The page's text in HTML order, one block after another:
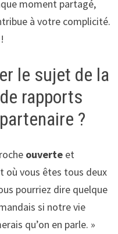
moment partagé,
à votre complicité.
le sujet de la
rapports
?
ouverteet
où vous êtes tous deux
pourriez dire quelque
si notre vie
qu’on en parle. »